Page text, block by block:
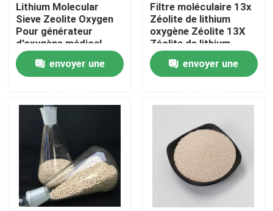
À la maison
Produits
Vidéos
À propos de nous
Visite de l'usine
Lithium Molecular
Sieve Zeolite Oxygen
Pour générateur
d'oxygène médical
envoyer une
Filtre moléculaire 13x
Zéolite de lithium
oxygène Zéolite 13X
Zéolite de lithium
oxygène
envoyer une